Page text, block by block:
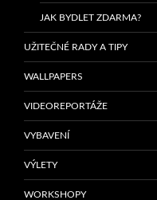
JAK BYDLET ZDARMA?
UŽITEČNÉ RADY A TIPY
WALLPAPERS
VIDEOREPORTÁŽE
VYBAVENÍ
VÝLETY
WORKSHOPY